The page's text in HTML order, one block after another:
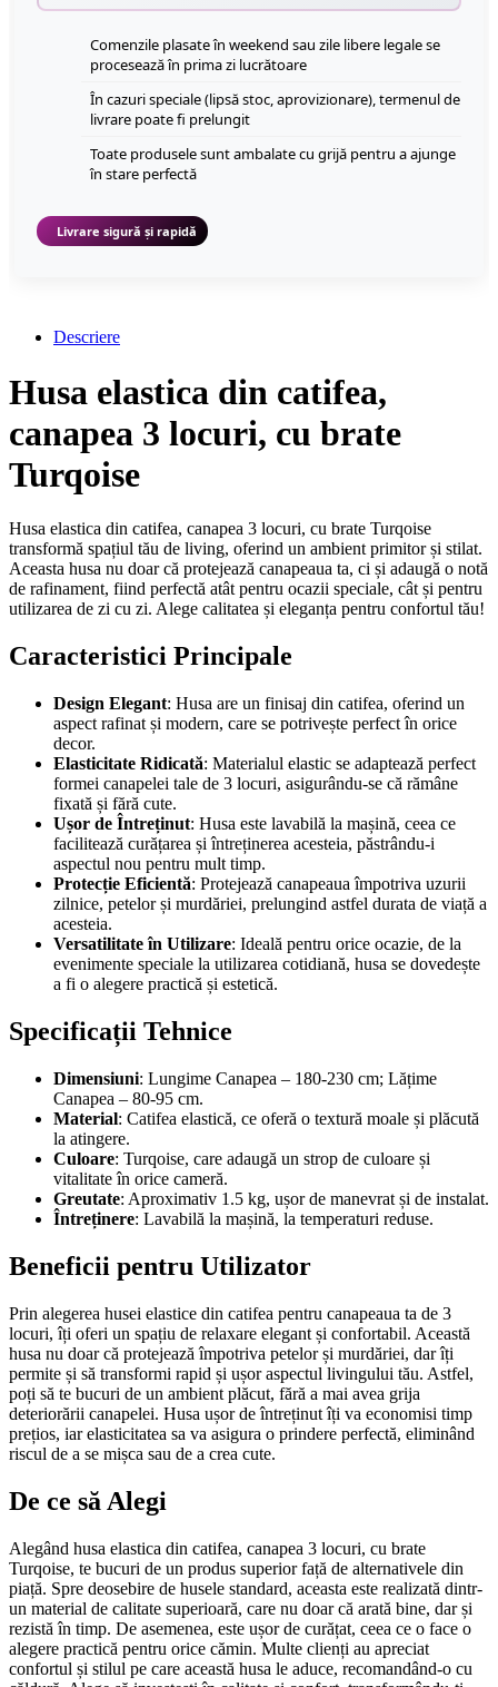
Comenzile plasate în weekend sau zile libere legale se
procesează în prima zi lucrătoare
În cazuri speciale (lipsă stoc, aprovizionare), termenul de
livrare poate fi prelungit
Toate produsele sunt ambalate cu grijă pentru a ajunge
în stare perfectă
Livrare sigură și rapidă
Descriere
Husa elastica din catifea,
canapea 3 locuri, cu brate
Turqoise
Husa elastica din catifea, canapea 3 locuri, cu brate Turqoise
transformă spațiul tău de living, oferind un ambient primitor și stilat.
Aceasta husa nu doar că protejează canapeaua ta, ci și adaugă o notă
de rafinament, fiind perfectă atât pentru ocazii speciale, cât și pentru
utilizarea de zi cu zi. Alege calitatea și eleganța pentru confortul tău!
Caracteristici Principale
Design Elegant: Husa are un finisaj din catifea, oferind un
aspect rafinat și modern, care se potrivește perfect în orice
decor.
Elasticitate Ridicată: Materialul elastic se adaptează perfect
formei canapelei tale de 3 locuri, asigurându-se că rămâne
fixată și fără cute.
Ușor de Întreținut: Husa este lavabilă la mașină, ceea ce
facilitează curățarea și întreținerea acesteia, păstrându-i
aspectul nou pentru mult timp.
Protecție Eficientă: Protejează canapeaua împotriva uzurii
zilnice, petelor și murdăriei, prelungind astfel durata de viață a
acesteia.
Versatilitate în Utilizare: Ideală pentru orice ocazie, de la
evenimente speciale la utilizarea cotidiană, husa se dovedește
a fi o alegere practică și estetică.
Specificații Tehnice
Dimensiuni: Lungime Canapea – 180-230 cm; Lățime
Canapea – 80-95 cm.
Material: Catifea elastică, ce oferă o textură moale și plăcută
la atingere.
Culoare: Turqoise, care adaugă un strop de culoare și
vitalitate în orice cameră.
Greutate: Aproximativ 1.5 kg, ușor de manevrat și de instalat.
Întreținere: Lavabilă la mașină, la temperaturi reduse.
Beneficii pentru Utilizator
Prin alegerea husei elastice din catifea pentru canapeaua ta de 3
locuri, îți oferi un spațiu de relaxare elegant și confortabil. Această
husa nu doar că protejează împotriva petelor și murdăriei, dar îți
permite și să transformi rapid și ușor aspectul livingului tău. Astfel,
poți să te bucuri de un ambient plăcut, fără a mai avea grija
deteriorării canapelei. Husa ușor de întreținut îți va economisi timp
prețios, iar elasticitatea sa va asigura o prindere perfectă, eliminând
riscul de a se mișca sau de a crea cute.
De ce să Alegi
Alegând husa elastica din catifea, canapea 3 locuri, cu brate
Turqoise, te bucuri de un produs superior față de alternativele din
piață. Spre deosebire de husele standard, aceasta este realizată dintr-
un material de calitate superioară, care nu doar că arată bine, dar și
rezistă în timp. De asemenea, este ușor de curățat, ceea ce o face o
alegere practică pentru orice cămin. Multe clienți au apreciat
confortul și stilul pe care această husa le aduce, recomandând-o cu